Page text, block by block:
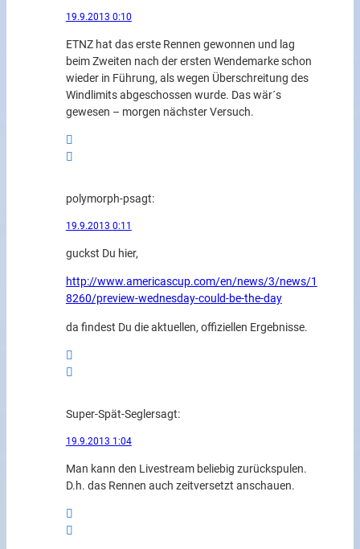
19.9.2013 0:10
ETNZ hat das erste Rennen gewonnen und lag
beim Zweiten nach der ersten Wendemarke schon
wieder in Führung, als wegen Überschreitung des
Windlimits abgeschossen wurde. Das wär´s
gewesen – morgen nächster Versuch.
polymorph-psagt:
19.9.2013 0:11
guckst Du hier,
http://www.americascup.com/en/news/3/news/1
8260/preview-wednesday-could-be-the-day
da findest Du die aktuellen, offiziellen Ergebnisse.
Super-Spät-Seglersagt:
19.9.2013 1:04
Man kann den Livestream beliebig zurückspulen.
D.h. das Rennen auch zeitversetzt anschauen.